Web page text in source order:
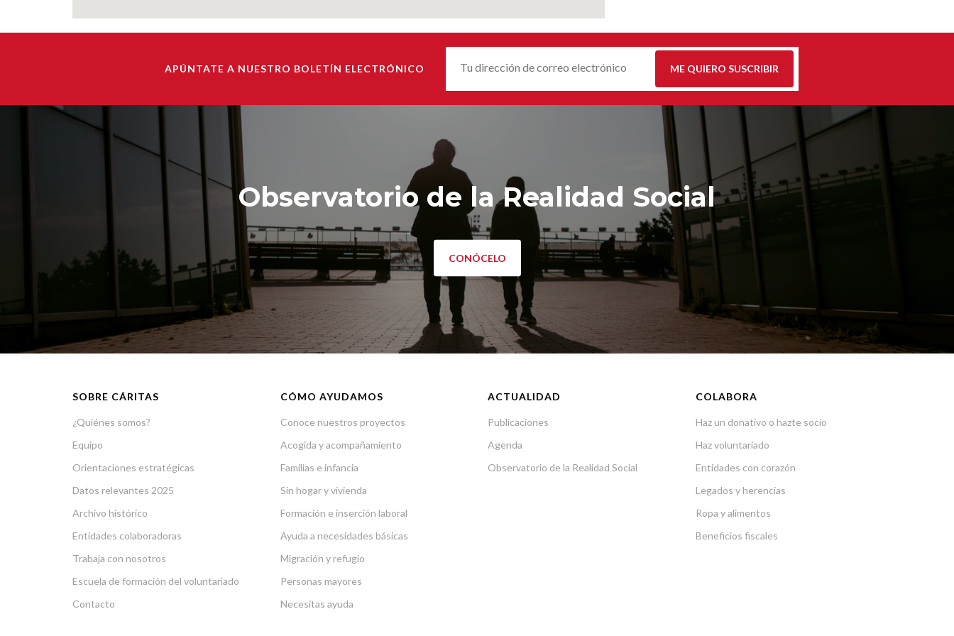
APÚNTATE A NUESTRO BOLETÍN ELECTRÓNICO
Correu-
ME QUIERO SUSCRIBIR
Observatorio de la Realidad Social
CONÓCELO
SOBRE CÁRITAS
¿Quiénes somos?
Equipo
Orientaciones estratégicas
Datos relevantes 2025
Archivo histórico
Entidades colaboradoras
Trabaja con nosotros
Escuela de formación del voluntariado
Contacto
CÓMO AYUDAMOS
Conoce nuestros proyectos
Acogida y acompañamiento
Familias e infancia
Sin hogar y vivienda
Formación e inserción laboral
Ayuda a necesidades básicas
Migración y refugio
Personas mayores
Necesitas ayuda
ACTUALIDAD
Publicaciones
Agenda
Observatorio de la Realidad Social
COLABORA
Haz un donativo o hazte socio
Haz voluntariado
Entidades con corazón
Legados y herencias
Ropa y alimentos
Beneficios fiscales